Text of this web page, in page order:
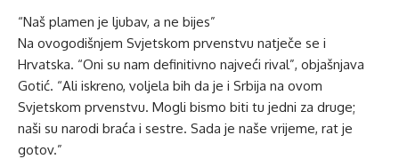
“Naš plamen je ljubav, a ne bijes”
Na ovogodišnjem Svjetskom prvenstvu natječe se i
Hrvatska. “Oni su nam definitivno najveći rival”, objašnjava
Gotić. “Ali iskreno, voljela bih da je i Srbija na ovom
Svjetskom prvenstvu. Mogli bismo biti tu jedni za druge;
naši su narodi braća i sestre. Sada je naše vrijeme, rat je
gotov.”